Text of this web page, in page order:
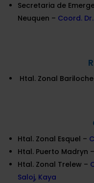
Secretaria de
Neuquen – Coord.
Htal. Zonal
Htal. Zonal Esquel –
Htal. Puerto Madryn –
Htal. Zonal Trelew –
Saloj, Kaya